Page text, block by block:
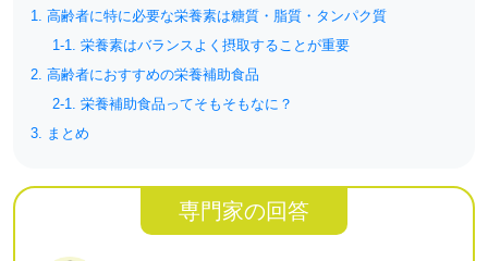
料金プラン
脳トレ -頭の体操-
介護事業所検索
ポケットレシピ
キャンペーン一覧
プライバシーポリシー
運営会社
サイトマップ
掲載をご希望の方
SNSでケアポケの最新情報を配信中！
1. 高齢者に特に必要な栄養素は糖質・脂質・タンパク質
1-1. 栄養素はバランスよく摂取することが重要
2. 高齢者におすすめの栄養補助食品
2-1. 栄養補助食品ってそもそもなに？
3. まとめ
専門家の回答